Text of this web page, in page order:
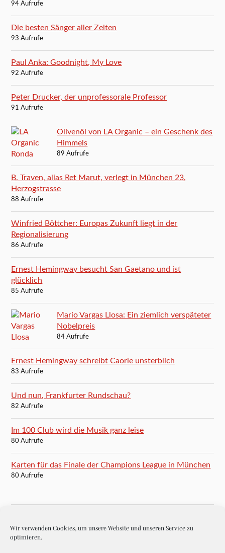
Wir verwenden Cookies, um unsere Website und unseren Service zu
optimieren.
94 Aufrufe
Die besten Sänger aller Zeiten
93 Aufrufe
Paul Anka: Goodnight, My Love
92 Aufrufe
Peter Drucker, der unprofessorale Professor
91 Aufrufe
Olivenöl von LA Organic – ein Geschenk des
Himmels
89 Aufrufe
B. Traven, alias Ret Marut, verlegt in München 23,
Herzogstrasse
88 Aufrufe
Winfried Böttcher: Europas Zukunft liegt in der
Regionalisierung
86 Aufrufe
Ernest Hemingway besucht San Gaetano und ist
glücklich
85 Aufrufe
Mario Vargas Llosa: Ein ziemlich verspäteter
Nobelpreis
84 Aufrufe
Ernest Hemingway schreibt Caorle unsterblich
83 Aufrufe
Und nun, Frankfurter Rundschau?
82 Aufrufe
Im 100 Club wird die Musik ganz leise
80 Aufrufe
Karten für das Finale der Champions League in München
80 Aufrufe
BLOGROLL